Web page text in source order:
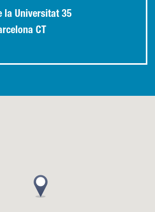
la Universitat 35
CT